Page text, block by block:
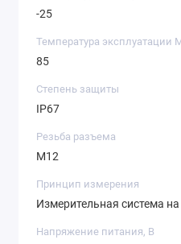
-25
Температура эксплуатации
85
Степень защиты
IP67
Резьба разъема
M12
Принцип измерения
Измерительная система
Напряжение питания, В